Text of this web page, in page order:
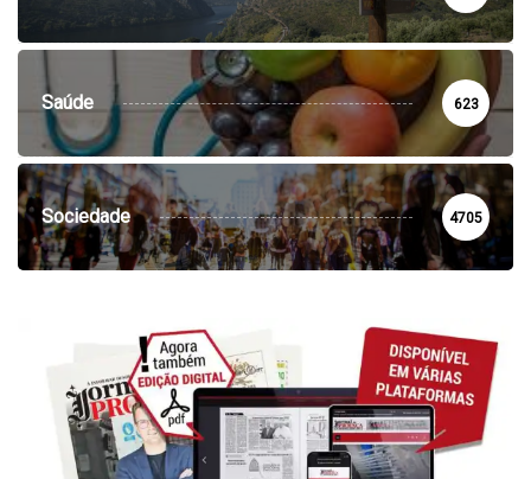
Saúde 623
Sociedade 4705